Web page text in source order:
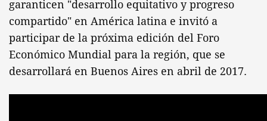
garanticen "desarrollo equitativo y progreso
compartido" en América latina e invitó a
participar de la próxima edición del Foro
Económico Mundial para la región, que se
desarrollará en Buenos Aires en abril de 2017.